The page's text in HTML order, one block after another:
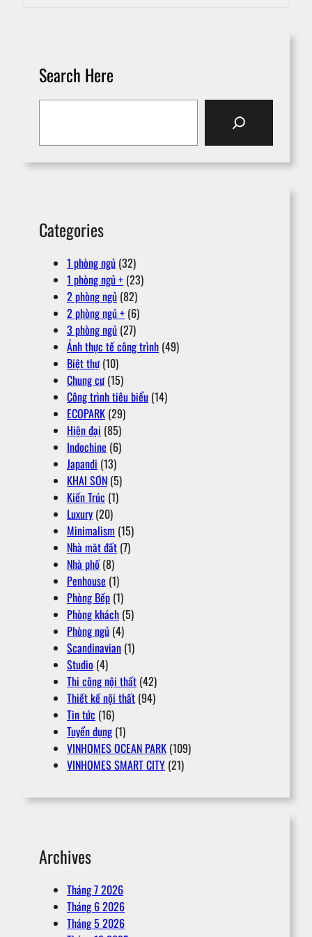
Search Here
Categories
1 phòng ngủ (32)
1 phòng ngủ + (23)
2 phòng ngủ (82)
2 phòng ngủ + (6)
3 phòng ngủ (27)
Ảnh thực tế công trình (49)
Biệt thự (10)
Chung cư (15)
Công trình tiêu biểu (14)
ECOPARK (29)
Hiện đại (85)
Indochine (6)
Japandi (13)
KHAI SƠN (5)
Kiến Trúc (1)
Luxury (20)
Minimalism (15)
Nhà mặt đất (7)
Nhà phố(8)
Penhouse (1)
Phòng Bếp (1)
Phòng khách (5)
Phòng ngủ (4)
Scandinavian (1)
Studio (4)
Thi công nội thất (42)
Thiết kế nội thất (94)
Tin tức (16)
Tuyển dụng (1)
VINHOMES OCEAN PARK (109)
VINHOMES SMART CITY (21)
Archives
Tháng 7 2026
Tháng 6 2026
Tháng 5 2026